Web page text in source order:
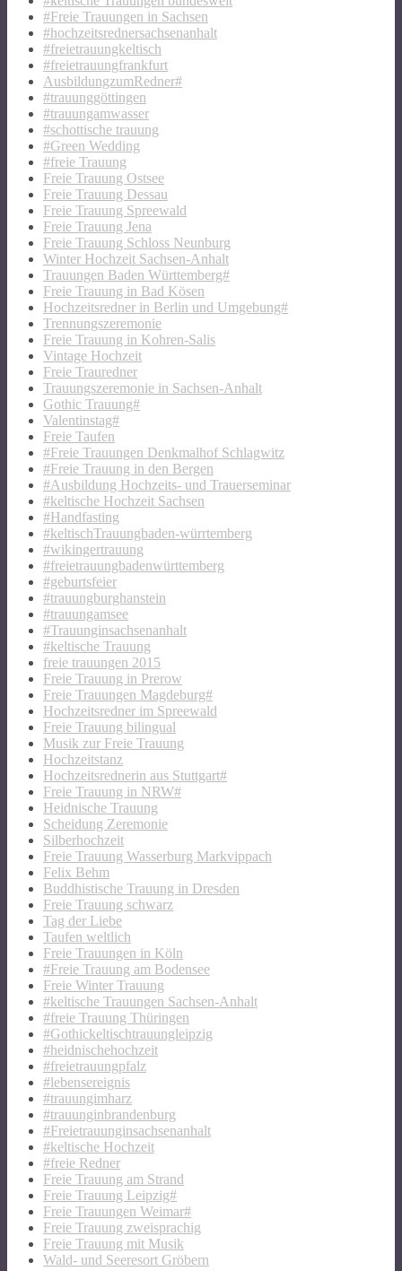
#Freie Trauungen in Sachsen
#hochzeitsrednersachsenanhalt
#freietrauungkeltisch
#freietrauungfrankfurt
AusbildungzumRedner#
#trauunggöttingen
#trauungamwasser
#schottische trauung
#Green Wedding
#freie Trauung
Freie Trauung Ostsee
Freie Trauung Dessau
Freie Trauung Spreewald
Freie Trauung Jena
Freie Trauung Schloss Neunburg
Winter Hochzeit Sachsen-Anhalt
Trauungen Baden Württemberg#
Freie Trauung in Bad Kösen
Hochzeitsredner in Berlin und Umgebung#
Trennungszeremonie
Freie Trauung in Kohren-Salis
Vintage Hochzeit
Freie Trauredner
Trauungszeremonie in Sachsen-Anhalt
Gothic Trauung#
Valentinstag#
Freie Taufen
#Freie Trauungen Denkmalhof Schlagwitz
#Freie Trauung in den Bergen
#Ausbildung Hochzeits- und Trauerseminar
#keltische Hochzeit Sachsen
#Handfasting
#keltischTrauungbaden-würrtemberg
#wikingertrauung
#freietrauungbadenwürttemberg
#geburtsfeier
#trauungburghanstein
#trauungamsee
#Trauunginsachsenanhalt
#keltische Trauung
freie trauungen 2015
Freie Trauung in Prerow
Freie Trauungen Magdeburg#
Hochzeitsredner im Spreewald
Freie Trauung bilingual
Musik zur Freie Trauung
Hochzeitstanz
Hochzeitsrednerin aus Stuttgart#
Freie Trauung in NRW#
Heidnische Trauung
Scheidung Zeremonie
Silberhochzeit
Freie Trauung Wasserburg Markvippach
Felix Behm
Buddhistische Trauung in Dresden
Freie Trauung schwarz
Tag der Liebe
Taufen weltlich
Freie Trauungen in Köln
#Freie Trauung am Bodensee
Freie Winter Trauung
#keltische Trauungen Sachsen-Anhalt
#freie Trauung Thüringen
#Gothickeltischtrauungleipzig
#heidnischehochzeit
#freietrauungpfalz
#lebensereignis
#trauungimharz
#trauunginbrandenburg
#Freietrauunginsachsenanhalt
#keltische Hochzeit
#freie Redner
Freie Trauung am Strand
Freie Trauung Leipzig#
Freie Trauungen Weimar#
Freie Trauung zweisprachig
Freie Trauung mit Musik
Wald- und Seeresort Gröbern